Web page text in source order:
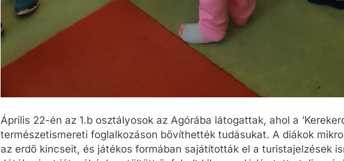
Április 22-én az 1.b osztályosok az Agórába látogattak, ahol a
természetismereti foglalkozáson bővíthették tudásukat. A diákok
az erdő kincseit, és játékos formában sajátították el a turistajelzések